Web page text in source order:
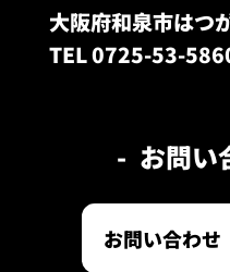
大阪府和泉市はつ
TEL 0725-53-
お問い
お問い合わせ